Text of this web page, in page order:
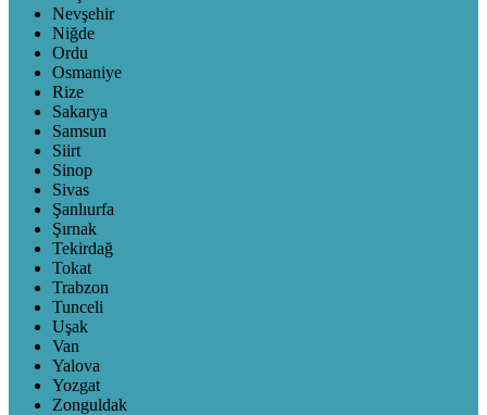
Nevşehir
Niğde
Ordu
Osmaniye
Rize
Sakarya
Samsun
Siirt
Sinop
Sivas
Şanlıurfa
Şırnak
Tekirdağ
Tokat
Trabzon
Tunceli
Uşak
Van
Yalova
Yozgat
Zonguldak